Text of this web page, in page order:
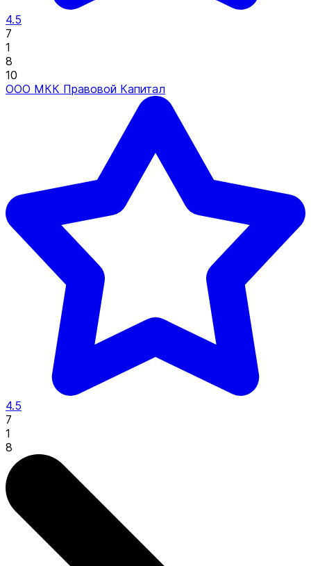
4.5
7
1
8
10
ООО МКК Правовой Капитал
4.5
7
1
8